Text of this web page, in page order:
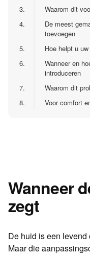
3.
Waarom dit
4.
De meest
toevoegen
5.
Hoe helpt u
6.
Wanneer en
introduceren
7.
Waarom dit
8.
Voor comfort
Wanneer
zegt
De huid is een
Maar die